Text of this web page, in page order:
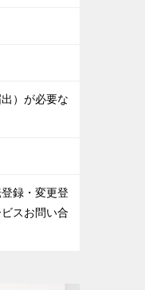
）が必要な
録・変更登
スお問い合